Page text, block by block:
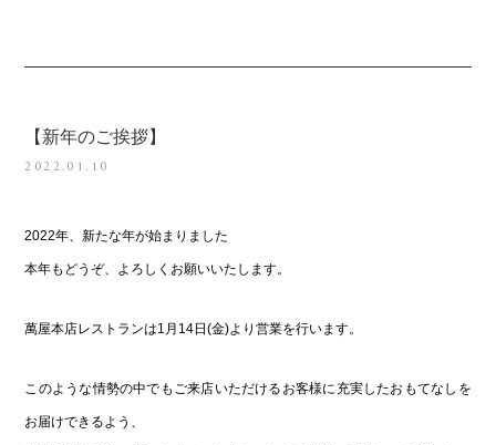
【新年のご挨拶】
2022.01.10
2022年、新たな年が始まりました
本年もどうぞ、よろしくお願いいたします。
萬屋本店レストランは1月14日(金)より営業を行います。
このような情勢の中でもご来店いただけるお客様に充実したおもてなしを
お届けできるよう、